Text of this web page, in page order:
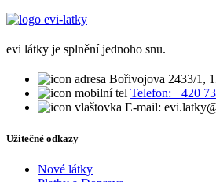
evi látky je splnění jednoho snu.
Bořivojova 2433/1,
Telefon: +420
E-mail:
Užitečné odkazy
Nové látky